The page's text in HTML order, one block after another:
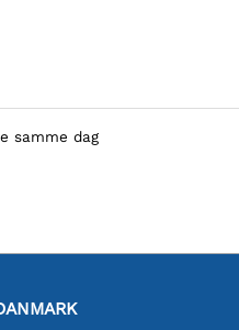
samme dag